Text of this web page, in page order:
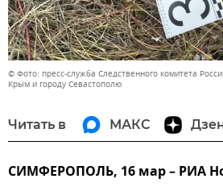
© Фото: пресс-служба Следственного комитета
Крым и городу Севастополю
Читать в МАКС
СИМФЕРОПОЛЬ, 16 мар – РИА